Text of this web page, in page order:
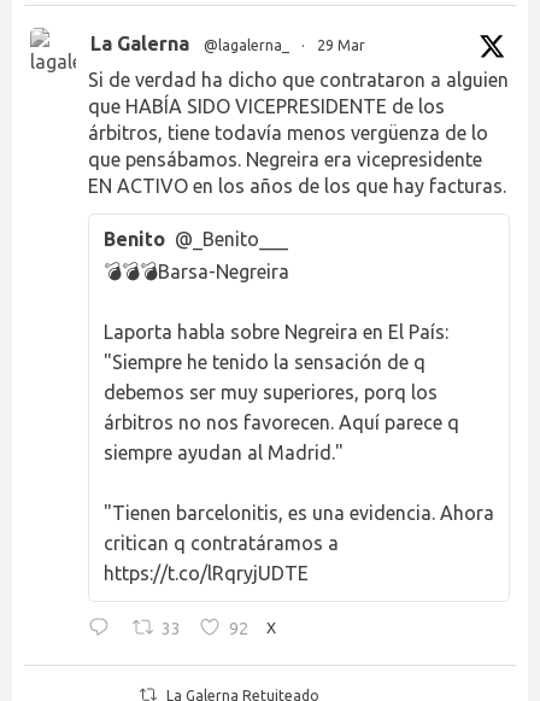
La Galerna @lagalerna_ · 29 Mar
Si de verdad ha dicho que contrataron a alguien
que HABÍA SIDO VICEPRESIDENTE de los
árbitros, tiene todavía menos vergüenza de lo
que pensábamos. Negreira era vicepresidente
EN ACTIVO en los años de los que hay facturas.
Benito @_Benito___
💣💣💣Barsa-Negreira
Laporta habla sobre Negreira en El País:
"Siempre he tenido la sensación de q
debemos ser muy superiores, porq los
árbitros no nos favorecen. Aquí parece q
siempre ayudan al Madrid."
"Tienen barcelonitis, es una evidencia. Ahora
critican q contratáramos a
https://t.co/lRqryjUDTE
33 92 X
La Galerna Retuiteado